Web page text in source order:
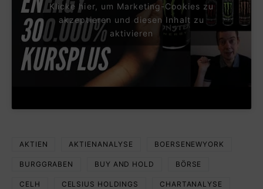
Klicke hier, um Marketing-Cookies zu
akzeptieren und diesen Inhalt zu
aktivieren
AKTIEN AKTIENANALYSE BOERSENEWYORK
BURGGRABEN BUY AND HOLD BÖRSE
CELH CELSIUS HOLDINGS CHARTANALYSE